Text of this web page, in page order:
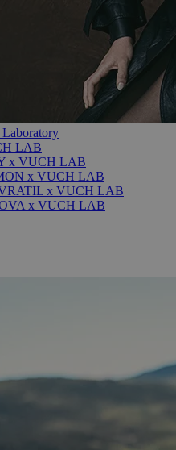
LAB
x VUCH LAB
x VUCH LAB
x VUCH LAB
x VUCH LAB